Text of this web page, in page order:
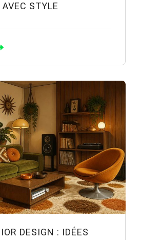
AVEC STYLE
DESIGN : IDÉES